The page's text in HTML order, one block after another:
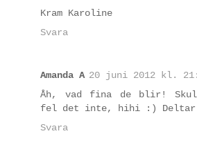
Kram Karoline
Svara
Amanda A 20 juni 2012 kl.
Åh, vad fina de blir!
fel det inte, hihi :) Deltar
Svara